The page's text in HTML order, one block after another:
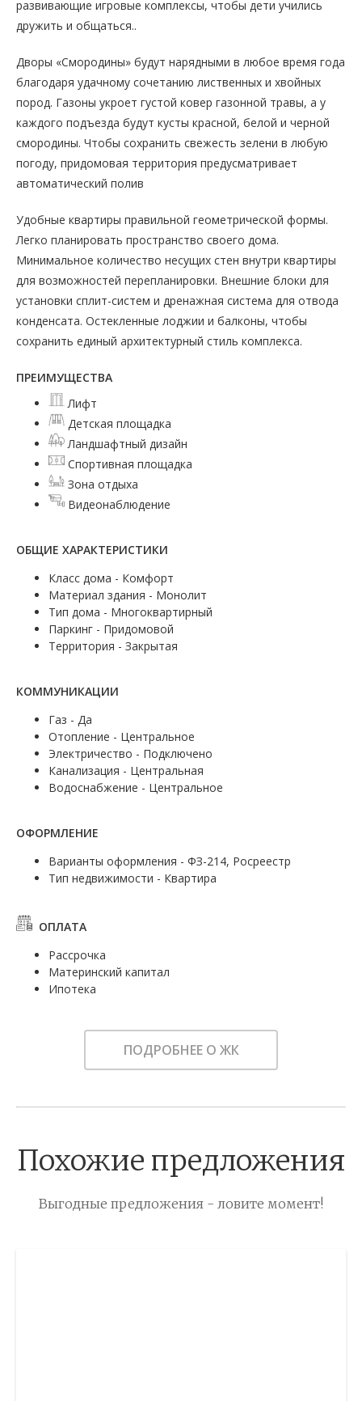
развивающие игровые комплексы, чтобы дети учились
дружить и общаться..
Дворы «Смородины» будут нарядными в любое время года
благодаря удачному сочетанию лиственных и хвойных
пород. Газоны укроет густой ковер газонной травы, а у
каждого подъезда будут кусты красной, белой и черной
смородины. Чтобы сохранить свежесть зелени в любую
погоду, придомовая территория предусматривает
автоматический полив
Удобные квартиры правильной геометрической формы.
Легко планировать пространство своего дома.
Минимальное количество несущих стен внутри квартиры
для возможностей перепланировки. Внешние блоки для
установки сплит-систем и дренажная система для отвода
конденсата. Остекленные лоджии и балконы, чтобы
сохранить единый архитектурный стиль комплекса.
ПРЕИМУЩЕСТВА
Лифт
Детская площадка
Ландшафтный дизайн
Спортивная площадка
Зона отдыха
Видеонаблюдение
ОБЩИЕ ХАРАКТЕРИСТИКИ
Класс дома - Комфорт
Материал здания - Монолит
Тип дома - Многоквартирный
Паркинг - Придомовой
Территория - Закрытая
КОММУНИКАЦИИ
Газ - Да
Отопление - Центральное
Электричество - Подключено
Канализация - Центральная
Водоснабжение - Центральное
ОФОРМЛЕНИЕ
Варианты оформления - ФЗ-214, Росреестр
Тип недвижимости - Квартира
ОПЛАТА
Рассрочка
Материнский капитал
Ипотека
ПОДРОБНЕЕ О ЖК
Похожие предложения
Выгодные предложения - ловите момент!